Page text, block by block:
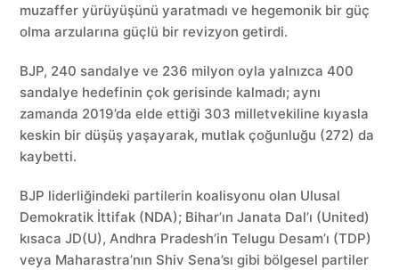
muzaffer yürüyüşünü yaratmadı ve hegemonik bir güç
olma arzularına güçlü bir revizyon getirdi.
BJP, 240 sandalye ve 236 milyon oyla yalnızca 400
sandalye hedefinin çok gerisinde kalmadı; aynı
zamanda 2019’da elde ettiği 303 milletvekiline kıyasla
keskin bir düşüş yaşayarak, mutlak çoğunluğu (272) da
kaybetti.
BJP liderliğindeki partilerin koalisyonu olan Ulusal
Demokratik İttifak (NDA); Bihar’ın Janata Dal’ı (United)
kısaca JD(U), Andhra Pradesh’in Telugu Desam’ı (TDP)
veya Maharastra’nın Shiv Sena’sı gibi bölgesel partiler